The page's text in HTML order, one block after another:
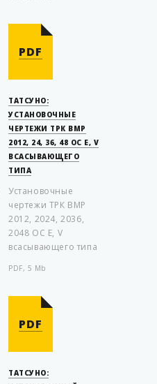
PDF
ТАТСУНО:
УСТАНОВОЧНЫЕ
ЧЕРТЕЖИ ТРК ВМР
2012, 24, 36, 48 OC E, V
ВСАСЫВАЮЩЕГО
ТИПА
Установочные
чертежи ТРК ВМР
2012, 2024, 2036,
2048 OC E, V
всасывающего типа
PDF, 5 Mb
PDF
ТАТСУНО: